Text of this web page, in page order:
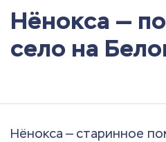
Нёнокса —
село на
Нёнокса — старинное